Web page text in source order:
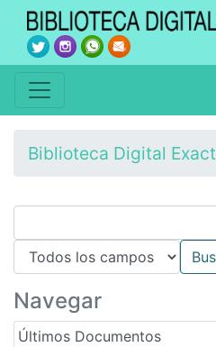
Biblioteca Digital
Navegar
Últimos Documentos